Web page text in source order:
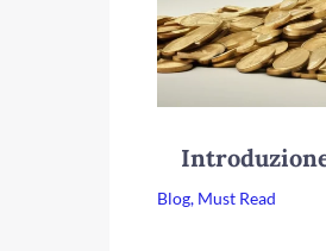
Blog, Must Read